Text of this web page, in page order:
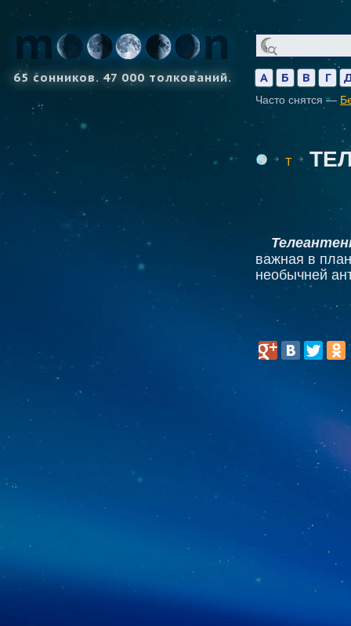
65 сонников. 47 000 толкований. А Б В Г
Часто снятся —
Т
важная в
необычней